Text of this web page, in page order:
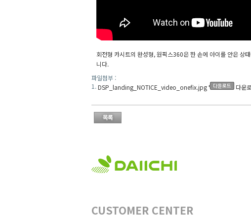
회전형 카시트의 완성형, 원픽스360은 한 손에 아이를 안은 상
니다.
파일첨부 :
1.DSP_landing_NOTICE_video_onefix.jpg 다운
CUSTOMER CENTER